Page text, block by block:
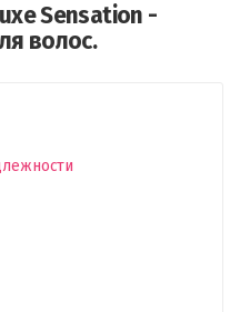
Sensation -
волос.